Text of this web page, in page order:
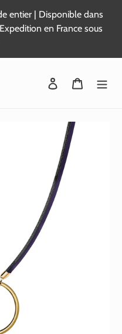
entier | Disponible dans
en France sous
Se connecter
Panier